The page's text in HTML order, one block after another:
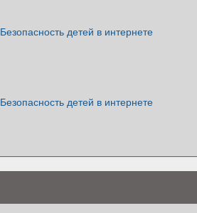
Безопасность детей в интернете
Безопасность детей в интернете